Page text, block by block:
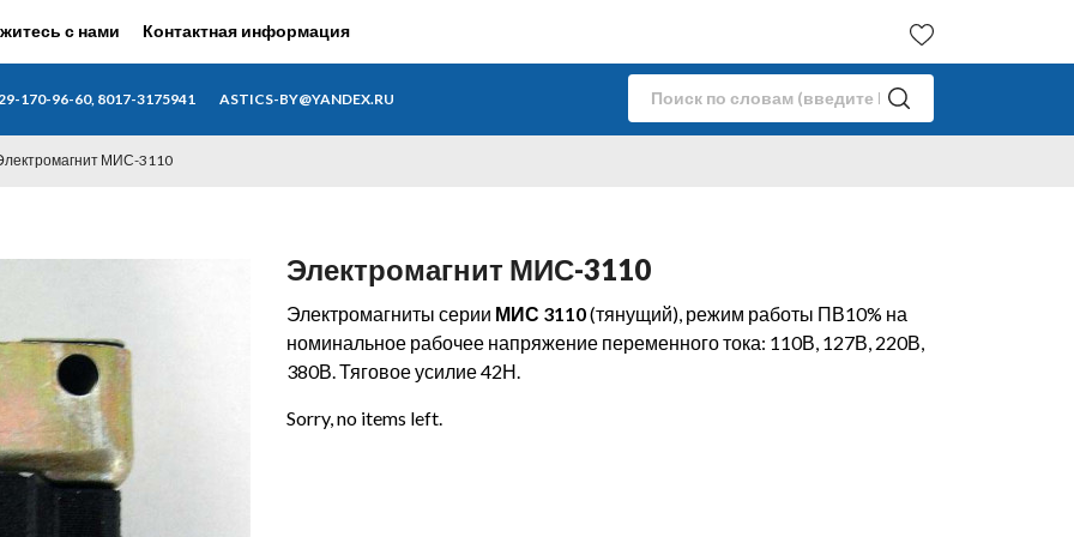
с нами Контактная информация
170-96-60, 8017-3175941 ASTICS-BY@YANDEX.RU
МИС-3110
Электромагнит МИС-3110
Электромагниты серии МИС 3110(тянущий), режим работы ПВ10% на
номинальное рабочее напряжение переменного тока: 110В, 127В, 220В,
380В. Тяговое усилие 42Н.
Sorry, no items left.